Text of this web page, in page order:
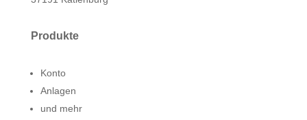
Produkte
Konto
Anlagen
und mehr